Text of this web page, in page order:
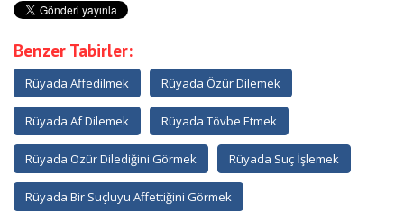
Benzer Tabirler:
Rüyada Affedilmek Rüyada Özür Dilemek
Rüyada Af Dilemek Rüyada Tövbe Etmek
Rüyada Özür Dilediğini Görmek Rüyada Suç İşlemek
Rüyada Bir Suçluyu Affettiğini Görmek